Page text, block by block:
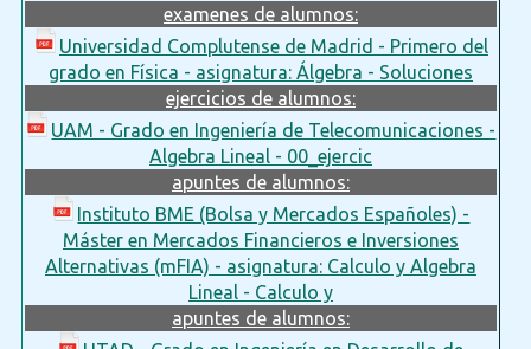
examenes de alumnos:
Universidad Complutense de Madrid - Primero del
grado en Física - asignatura: Álgebra - Soluciones
ejercicios de alumnos:
UAM - Grado en Ingeniería de Telecomunicaciones -
Algebra Lineal - 00_ejercic
apuntes de alumnos:
Instituto BME (Bolsa y Mercados Españoles) -
Máster en Mercados Financieros e Inversiones
Alternativas (mFIA) - asignatura: Calculo y Algebra
Lineal - Calculo y
apuntes de alumnos: